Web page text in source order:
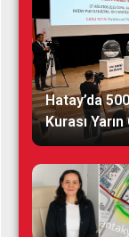
Hatay’da
Kurası